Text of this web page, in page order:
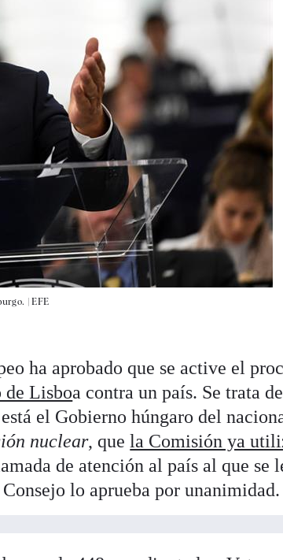
|EFE
ha aprobado que se active el
de Lisboa contra un país. Se trata de
el Gobierno húngaro del
nuclear, quela Comisión ya
de atención al país al que se
lo aprueba por unanimidad.